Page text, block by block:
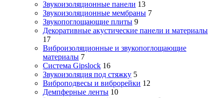
Звукоизоляционные панели 13
Звукоизоляционные мембраны 7
Звукопоглощающие плиты 9
Декоративные акустические панели и материалы
17
Виброизоляционные и звукопоглощающие
материалы 7
Система Gipslock 16
Звукоизоляция под стяжку 5
Виброподвесы и виброрейки 12
Демпферные ленты 10